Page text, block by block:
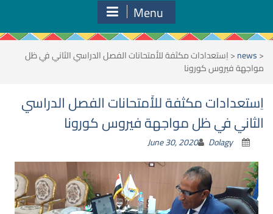
Menu
<
news
<اِستعدادات مكثفة للأَمتحانات الفصل الدراسي الثاني في ظل
مواجهة فيروس كورونا
اِستعدادات مكثفة للأَمتحانات الفصل الدراسي
الثاني في ظل مواجهة فيروس كورونا
June 30, 2020 Dolagy